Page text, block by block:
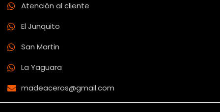
Atención al cliente
El Junquito
San Martin
La Yaguara
madeaceros@gmail.com